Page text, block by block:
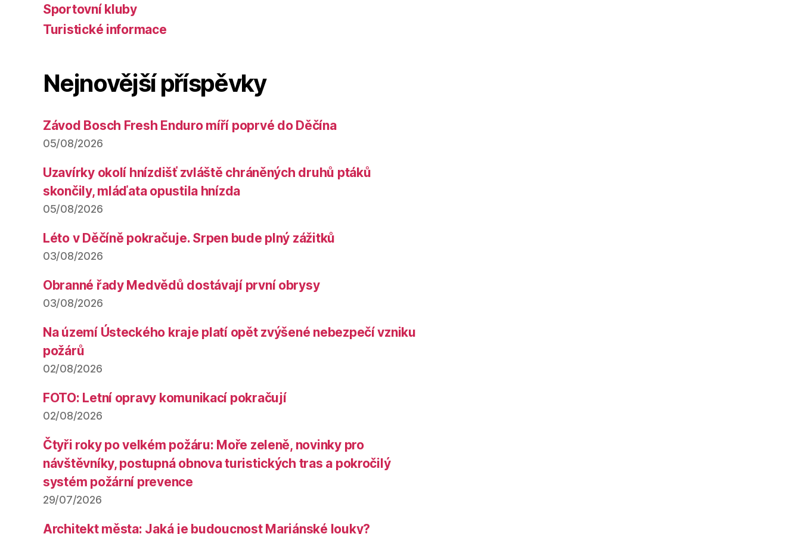
Sportovní kluby
Turistické informace
Nejnovější příspěvky
Závod Bosch Fresh Enduro míří poprvé do Děčína
05/08/2026
Uzavírky okolí hnízdišť zvláště chráněných druhů ptáků
skončily, mláďata opustila hnízda
05/08/2026
Léto v Děčíně pokračuje. Srpen bude plný zážitků
03/08/2026
Obranné řady Medvědů dostávají první obrysy
03/08/2026
Na území Ústeckého kraje platí opět zvýšené nebezpečí vzniku
požárů
02/08/2026
FOTO: Letní opravy komunikací pokračují
02/08/2026
Čtyři roky po velkém požáru: Moře zeleně, novinky pro
návštěvníky, postupná obnova turistických tras a pokročilý
systém požární prevence
29/07/2026
Architekt města: Jaká je budoucnost Mariánské louky?